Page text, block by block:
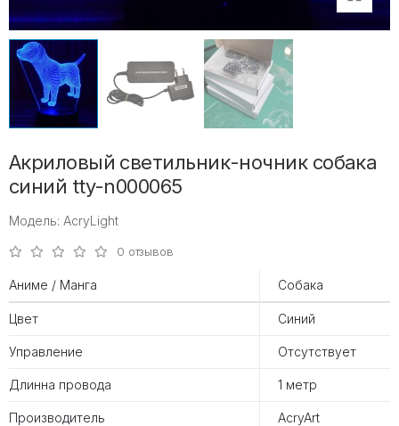
Акриловый светильник-ночник собака
синий tty-n000065
Модель: AcryLight
0 отзывов
Аниме / Манга Собака
Цвет Синий
Управление Отсутствует
Длинна провода 1 метр
Производитель AcryArt